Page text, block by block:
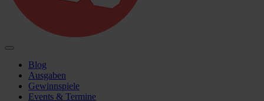
Blog
Ausgaben
Gewinnspiele
Events & Termine